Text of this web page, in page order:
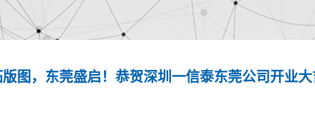
图，东莞盛启！恭贺深圳一信泰东莞公司开业